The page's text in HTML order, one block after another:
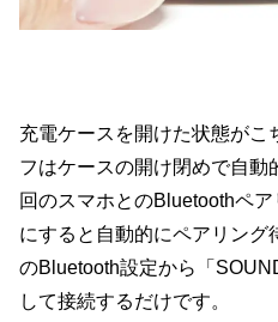
充電ケースを開けた状態がこ
フはケースの開け閉めで自動
回のスマホとのBluetoothペ
にすると自動的にペアリング
のBluetooth設定から「
して接続するだけです。